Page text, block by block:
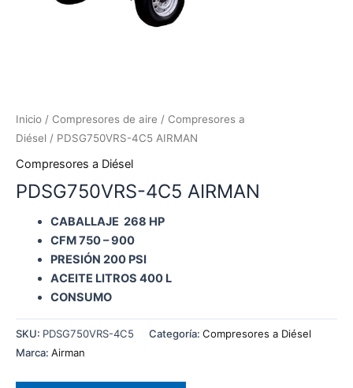
Inicio / Compresores de aire / Compresores a
Diésel / PDSG750VRS-4C5 AIRMAN
Compresores a Diésel
PDSG750VRS-4C5 AIRMAN
CABALLAJE 268 HP
CFM 750 – 900
PRESIÓN 200 PSI
ACEITE LITROS 400 L
CONSUMO
SKU: PDSG750VRS-4C5 Categoría: Compresores a Diésel
Marca: Airman